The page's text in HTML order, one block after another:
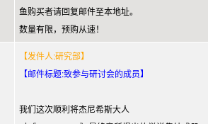
鱼购买者请回复邮件至本地址。
数量有限，预购从速！
【发件人:研究部】
【邮件标题:致参与研讨会的成员】
我们这次顺利将杰尼希斯大人